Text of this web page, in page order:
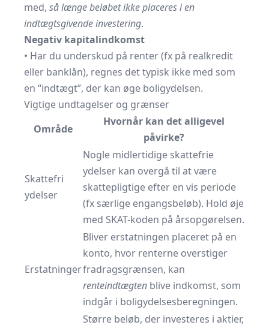
med, så længe beløbet ikke placeres i en
indtægtsgivende investering.
Negativ kapitalindkomst
• Har du underskud på renter (fx på realkredit
eller banklån), regnes det typisk ikke med som
en “indtægt”, der kan øge boligydelsen.
Vigtige undtagelser og grænser
Område
Hvornår kan det alligevel
påvirke?
Skattefri
ydelser
Nogle midlertidige skattefrie
ydelser kan overgå til at være
skattepligtige efter en vis periode
(fx særlige engangsbeløb). Hold øje
med SKAT-koden på årsopgørelsen.
Erstatninger
Bliver erstatningen placeret på en
konto, hvor renterne overstiger
fradragsgrænsen, kan
renteindtægten blive indkomst, som
indgår i boligydelses­beregningen.
Større beløb, der investeres i aktier,